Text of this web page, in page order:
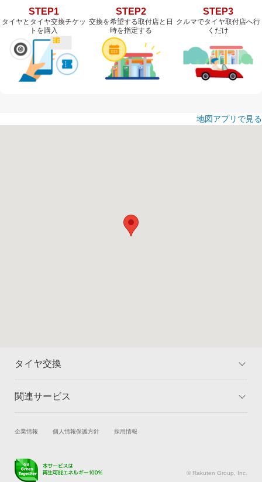
STEP1
タイヤとタイヤ交換チケッ
トを購入
STEP2
交換を希望する取付店と日
時を指定する
STEP3
クルマでタイヤ取付店へ行
くだけ
地図アプリで見る
タイヤ交換
トップ
取付店舗を検索 ランキング
関連サービス
試乗・商談 新車購入
キズ修理予約
企業情報 個人情報保護方針 採用情報
© Rakuten Group, Inc.